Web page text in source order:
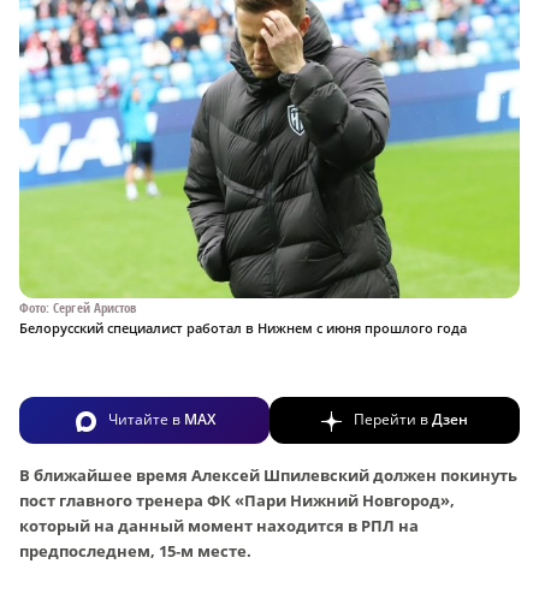
Фото: Сергей Аристов
Белорусский специалист работал в Нижнем с июня прошлого года
Читайте в MAX Перейти вДзен
В ближайшее время Алексей Шпилевский должен покинуть
пост главного тренера ФК «Пари Нижний Новгород»,
который на данный момент находится в РПЛ на
предпоследнем, 15‑м месте.